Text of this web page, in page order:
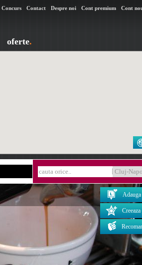
Concurs Contact Despre noi Cont premium Cont
oferte.